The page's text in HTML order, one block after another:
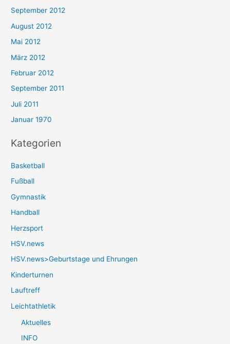
September 2012
August 2012
Mai 2012
März 2012
Februar 2012
September 2011
Juli 2011
Januar 1970
Kategorien
Basketball
Fußball
Gymnastik
Handball
Herzsport
HSV.news
HSV.news>Geburtstage und Ehrungen
Kinderturnen
Lauftreff
Leichtathletik
Aktuelles
INFO